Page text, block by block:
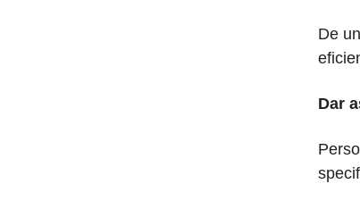
De
Dar